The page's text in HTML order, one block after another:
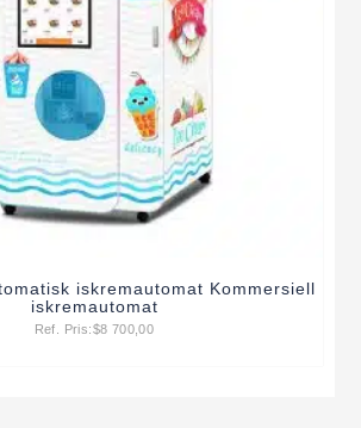
iskremautomat Kommersiell
iskremautomat
Ref. Pris:$8 700,00